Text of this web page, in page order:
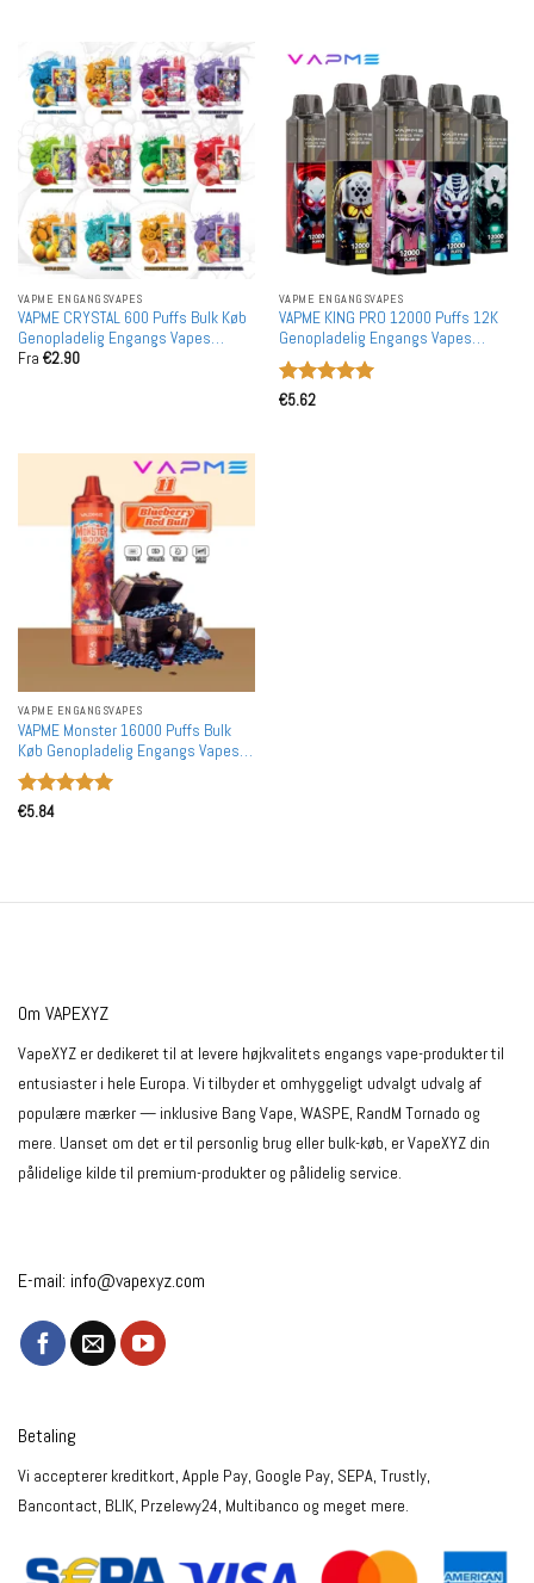
VAPME ENGANGSVAPES
VAPME CRYSTAL 600 Puffs Bulk Køb
Genopladelig Engangs Vapes
Holesale
Fra €2.90
VAPME ENGANGSVAPES
VAPME KING PRO 12000 Puffs 12K
Genopladelig Engangs Vapes
Engros
Vurderet
€5.62
VAPME ENGANGSVAPES
VAPME Monster 16000 Puffs Bulk
Køb Genopladelig Engangs Vapes
Engros
Vurderet
€5.84
Om VAPEXYZ
VapeXYZ er dedikeret til at levere højkvalitets engangs vape-produkter til
entusiaster i hele Europa. Vi tilbyder et omhyggeligt udvalgt udvalg af
populære mærker — inklusive Bang Vape, WASPE, RandM Tornado og
mere. Uanset om det er til personlig brug eller bulk-køb, er VapeXYZ din
pålidelige kilde til premium-produkter og pålidelig service.
E-mail: info@vapexyz.com
Betaling
Vi accepterer kreditkort, Apple Pay, Google Pay, SEPA, Trustly,
Bancontact, BLIK, Przelewy24, Multibanco og meget mere.